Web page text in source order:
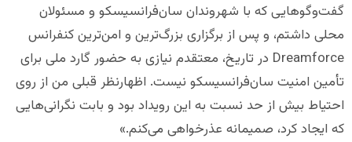
گفت‌وگوهایی که با شهروندان سان‌فرانسیسکو و مسئولان
محلی داشتم، و پس از برگزاری بزرگ‌ترین و امن‌ترین کنفرانس
Dreamforce در تاریخ، معتقدم نیازی به حضور گارد ملی برای
تأمین امنیت سان‌فرانسیسکو نیست. اظهارنظر قبلی من از روی
احتیاط بیش از حد نسبت به این رویداد بود و بابت نگرانی‌هایی
که ایجاد کرد، صمیمانه عذرخواهی می‌کنم.»